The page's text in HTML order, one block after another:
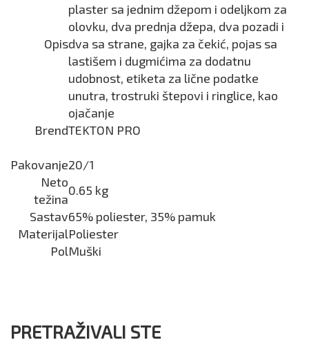
Opis
plaster sa jednim džepom i odeljkom za
olovku, dva prednja džepa, dva pozadi i
dva sa strane, gajka za čekić, pojas sa
lastišem i dugmićima za dodatnu
udobnost, etiketa za lične podatke
unutra, trostruki štepovi i ringlice, kao
ojačanje
BrendTEKTON PRO
Pakovanje20/1
Neto
težina
0.65 kg
Sastav65% poliester, 35% pamuk
MaterijalPoliester
PolMuški
PRETRAŽIVALI STE